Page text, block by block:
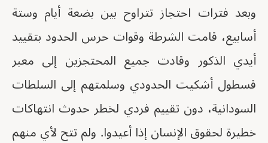
وبعد فترات احتجاز تتراوح بين بضعة أيام وستة
أسابيع، قامت الشرطة وقوات حرس الحدود بتقييد
أيدي الذكور وقادت جميع المحتجزين إلى معبر
قسطول أشكيت الحدودي وسلمتهم إلى السلطات
السودانية، دون تقييم فردي لخطر حدوث انتهاكات
خطيرة لحقوق الإنسان إذا أعيدوا. ولم تتح لأي منهم